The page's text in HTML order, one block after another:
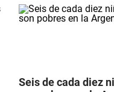
Seis de cada diez